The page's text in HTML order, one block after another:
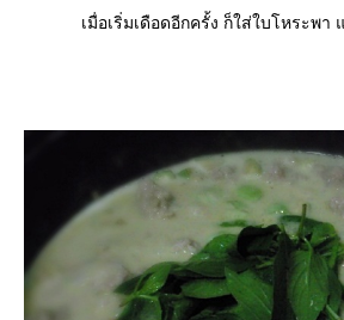
เมื่อเริ่มเดือดอีกครั้ง ก็ใส่ใบโหระพา